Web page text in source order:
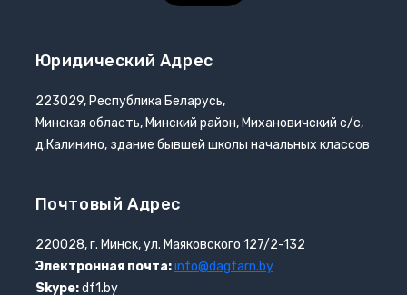
Юридический Адрес
223029, Республика Беларусь,
Минская область, Минский район, Михановичский с/с,
д.Калинино, здание бывшей школы начальных классов
Почтовый Адрес
220028, г. Минск, ул. Маяковского 127/2-132
Электронная почта: info@dagfarn.by
Skype:df1.by
Чайный автомат
Шоколадные фонтаны
Электрогриль
Яйцеварки